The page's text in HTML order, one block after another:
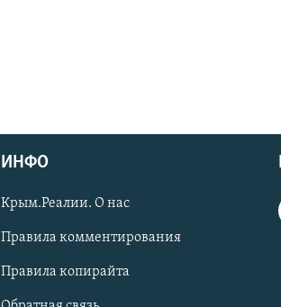
ИНФО
Крым.Реалии. О нас
Правила комментирования
Правила копирайта